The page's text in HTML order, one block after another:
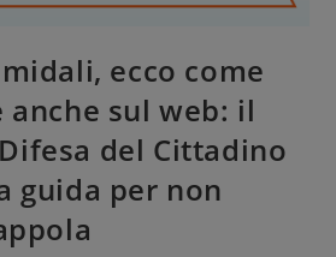
ecco come
sul web: il
del Cittadino
guida per non